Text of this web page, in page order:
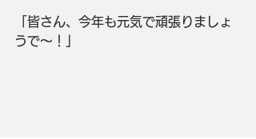
「皆さん、今年も元気で頑張りましょ
うで～！」